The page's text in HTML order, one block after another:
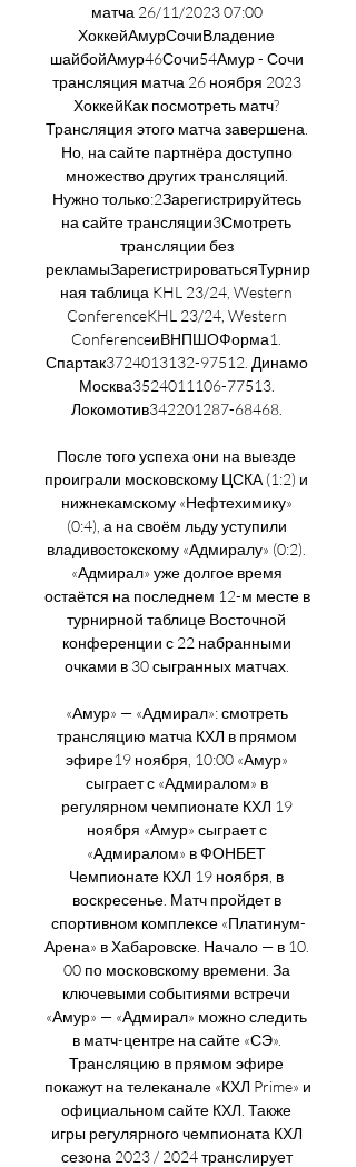
матча 26/11/2023 07:00
ХоккейАмурСочиВладение
шайбойАмур46Сочи54Амур - Сочи
трансляция матча 26 ноября 2023
ХоккейКак посмотреть матч?
Трансляция этого матча завершена.
Но, на сайте партнёра доступно
множество других трансляций.
Нужно только:2Зарегистрируйтесь
на сайте трансляции3Смотреть
трансляции без
рекламыЗарегистрироватьсяТурнир
ная таблица KHL 23/24, Western
ConferenceKHL 23/24, Western
ConferenceиВНПШОФорма1.
Спартак3724013132-97512. Динамо
Москва3524011106-77513.
Локомотив342201287-68468.
После того успеха они на выезде
проиграли московскому ЦСКА (1:2) и
нижнекамскому «Нефтехимику»
(0:4), а на своём льду уступили
владивостокскому «Адмиралу» (0:2).
«Адмирал» уже долгое время
остаётся на последнем 12-м месте в
турнирной таблице Восточной
конференции с 22 набранными
очками в 30 сыгранных матчах.
«Амур» — «Адмирал»: смотреть
трансляцию матча КХЛ в прямом
эфире19 ноября, 10:00 «Амур»
сыграет с «Адмиралом» в
регулярном чемпионате КХЛ 19
ноября «Амур» сыграет с
«Адмиралом» в ФОНБЕТ
Чемпионате КХЛ 19 ноября, в
воскресенье. Матч пройдет в
спортивном комплексе «Платинум-
Арена» в Хабаровске. Начало — в 10.
00 по московскому времени. За
ключевыми событиями встречи
«Амур» — «Адмирал» можно следить
в матч-центре на сайте «СЭ».
Трансляцию в прямом эфире
покажут на телеканале «КХЛ Prime» и
официальном сайте КХЛ. Также
игры регулярного чемпионата КХЛ
сезона 2023 / 2024 транслирует